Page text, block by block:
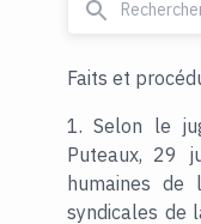
Faits et
1. Selon le
Puteaux, 29
humaines de
syndicales de